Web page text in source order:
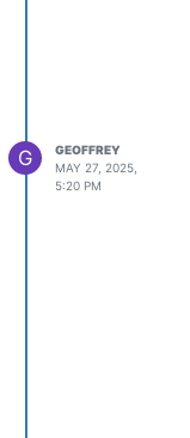
G
GEOFFREY
MAY 27, 2025,
5:20 PM